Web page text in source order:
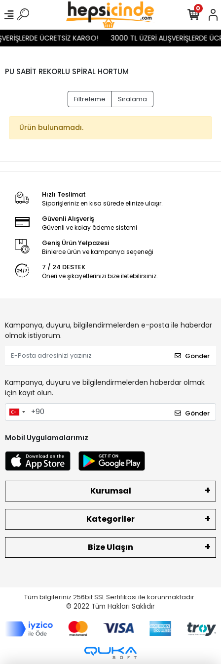
ÜCRETSİZ KARGO! 3000 TL ÜZERİ ALIŞVERİŞLERDE
0
PU SABİT REKORLU SPİRAL HORTUM
Filtreleme Sıralama
Ürün bulunamadı.
Hızlı Teslimat
Siparişleriniz en kısa sürede elinize ulaşır.
Güvenli Alışveriş
Güvenli ve kolay ödeme sistemi
Geniş Ürün Yelpazesi
Binlerce ürün ve kampanya seçeneği
7 / 24 DESTEK
Öneri ve şikayetlerinizi bize iletebilirsiniz.
Kampanya, duyuru, bilgilendirmelerden e-posta ile haberdar
olmak istiyorum.
Gönder
Kampanya, duyuru ve bilgilendirmelerden haberdar olmak
için kayıt olun.
Gönder
Mobil Uygulamalarımız
Kurumsal
Kategoriler
Bize Ulaşın
Tüm bilgileriniz 256bit SSL Sertifikası ile korunmaktadır.
© 2022 Tüm Hakları Saklıdır